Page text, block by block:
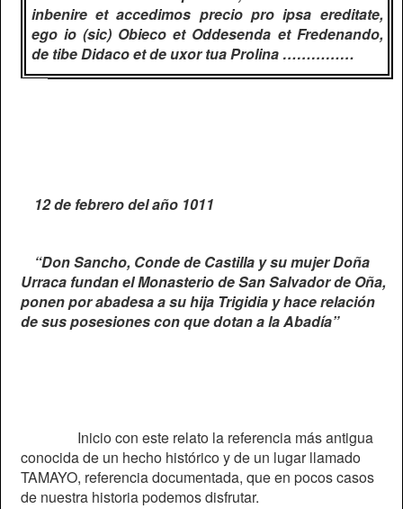
inbenire et accedimos precio pro ipsa ereditate,
ego io (sic) Obieco et Oddesenda et Fredenando,
de tibe Didaco et de uxor tua Prolina ……………
12 de febrero del año 1011
“Don Sancho, Conde de Castilla y su mujer Doña
Urraca fundan el Monasterio de San Salvador de Oña,
ponen por abadesa a su hija Trigidia y hace relación
de sus posesiones con que dotan a la Abadía”
Inicio con este relato la referencia más antigua
conocida de un hecho histórico y de un lugar llamado
TAMAYO, referencia documentada, que en pocos casos
de nuestra historia podemos disfrutar.